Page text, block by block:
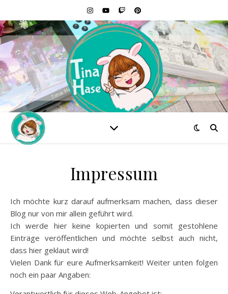
Impressum
Ich möchte kurz darauf aufmerksam machen, dass dieser
Blog nur von mir allein geführt wird.
Ich werde hier keine kopierten und somit gestohlene
Einträge veröffentlichen und möchte selbst auch nicht,
dass hier geklaut wird!
Vielen Dank für eure Aufmerksamkeit! Weiter unten folgen
noch ein paar Angaben: